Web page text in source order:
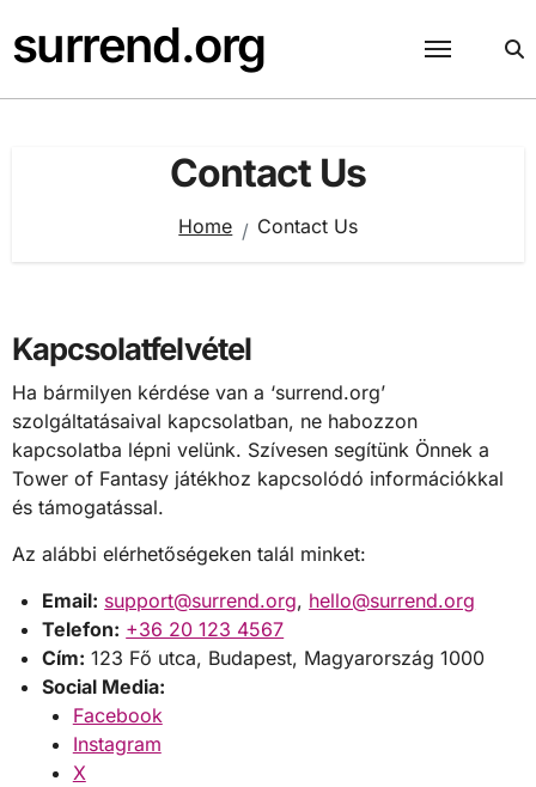
to
content
surrend.org
Contact Us
Home Contact Us
Kapcsolatfelvétel
Ha bármilyen kérdése van a ‘surrend.org’
szolgáltatásaival kapcsolatban, ne habozzon
kapcsolatba lépni velünk. Szívesen segítünk Önnek a
Tower of Fantasy játékhoz kapcsolódó információkkal
és támogatással.
Az alábbi elérhetőségeken talál minket:
Email: support@surrend.org, hello@surrend.org
Telefon: +36 20 123 4567
Cím: 123 Fő utca, Budapest, Magyarország 1000
Social Media:
Facebook
Instagram
X